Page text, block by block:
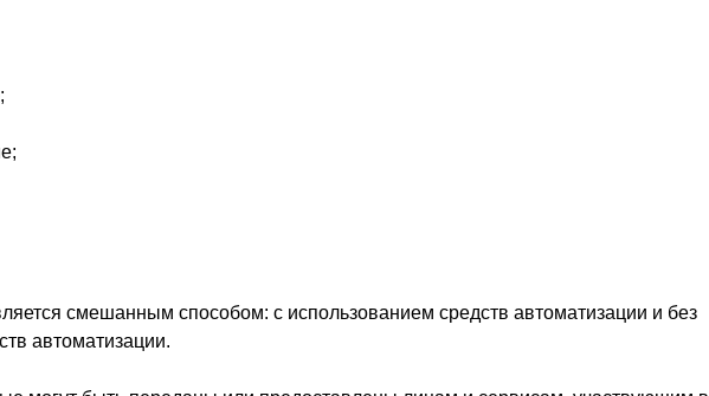
смешанным способом: с использованием средств автоматизации и без
автоматизации.